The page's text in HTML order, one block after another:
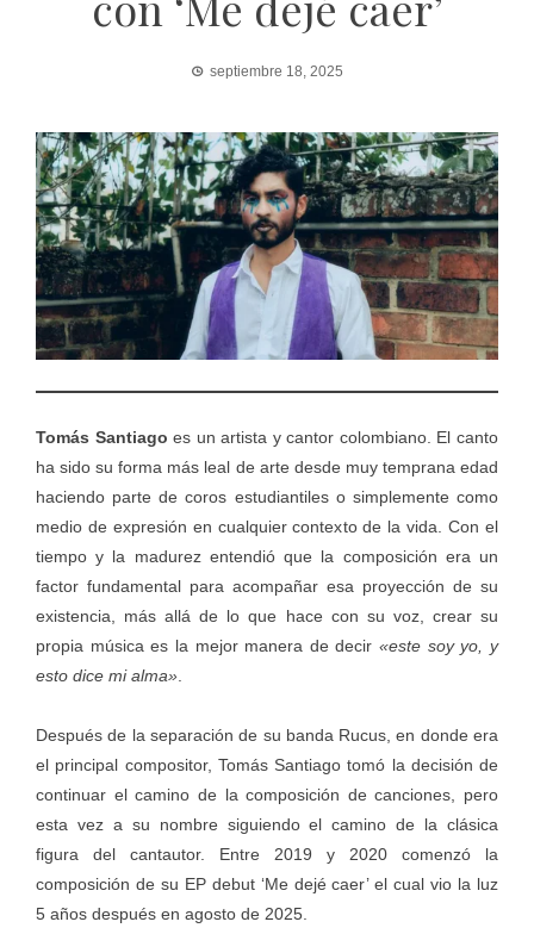
septiembre 18, 2025
Tomás Santiago es un artista y cantor colombiano. El canto
ha sido su forma más leal de arte desde muy temprana edad
haciendo parte de coros estudiantiles o simplemente como
medio de expresión en cualquier contexto de la vida. Con el
tiempo y la madurez entendió que la composición era un
factor fundamental para acompañar esa proyección de su
existencia, más allá de lo que hace con su voz, crear su
propia música es la mejor manera de decir«este soy yo, y
esto dice mi alma»
Después de la separación de su banda Rucus, en donde era
el principal compositor, Tomás Santiago tomó la decisión de
continuar el camino de la composición de canciones, pero
esta vez a su nombre siguiendo el camino de la clásica
figura del cantautor. Entre 2019 y 2020 comenzó la
composición de su EP debut ‘Me dejé caer’ el cual vio la luz
5 años después en agosto de 2025.